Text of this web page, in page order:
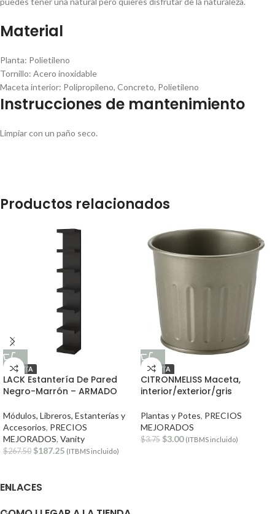
Material
Planta: Polietileno
Tornillo: Acero inoxidable
Maceta interior: Polipropileno, Concreto, Polietileno
Instrucciones de mantenimiento
Limpiar con un paño seco.
Productos relacionados
OFERTA
LACK Estantería De Pared
Negro-Marrón – ARMADO
Módulos, Libreros, Estanterías y
Accesorios, PRECIOS
MEJORADOS, Vanity
$267.50 $187.25 (ITBMS incluido)
OFERTA
CITRONMELISS Maceta,
interior/exterior/gris
Plantas y Potes, PRECIOS
MEJORADOS
$3.75 $3.00 (ITBMS incluido)
ENLACES